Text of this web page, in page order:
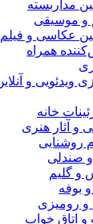
مداربسته
و موسیقی
عکاسی و
همراه
ویدئویی و
خانه
و آثار هنری
روشنایی
صندلی
و گلیم
بوفه
و رومیزی
اتاق خواب